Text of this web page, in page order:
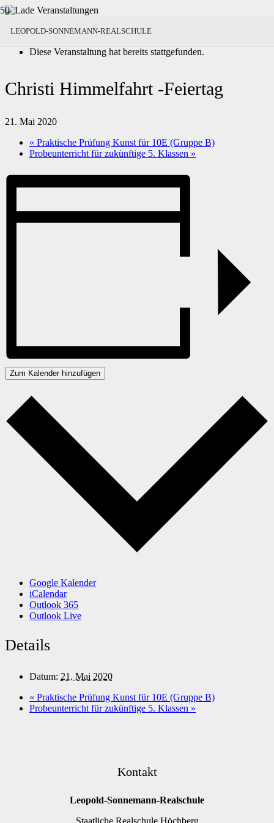
LEOPOLD-SONNEMANN-REALSCHULE
« Alle Veranstaltungen
Diese Veranstaltung hat bereits stattgefunden.
Christi Himmelfahrt -Feiertag
21. Mai 2020
« Praktische Prüfung Kunst für 10E (Gruppe B)
Probeunterricht für zukünftige 5. Klassen »
Zum Kalender hinzufügen
Google Kalender
iCalendar
Outlook 365
Outlook Live
Details
Datum: 21. Mai 2020
« Praktische Prüfung Kunst für 10E (Gruppe B)
Probeunterricht für zukünftige 5. Klassen »
Kontakt
Leopold-Sonnemann-Realschule
Staatliche Realschule Höchberg